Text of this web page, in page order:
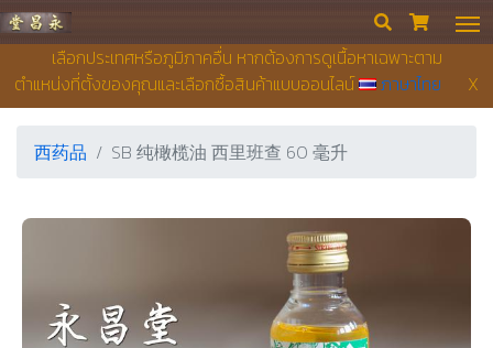
เลือกประเทศหรือภูมิภาคอื่น หากต้องการดูเนื้อหาเฉพาะตาม
ตำแหน่งที่ตั้งของคุณและเลือกซื้อสินค้าแบบออนไลน์
ภาษาไทย X
永昌堂药店  
西药品 SB 纯橄榄油 西里班查 60 毫升